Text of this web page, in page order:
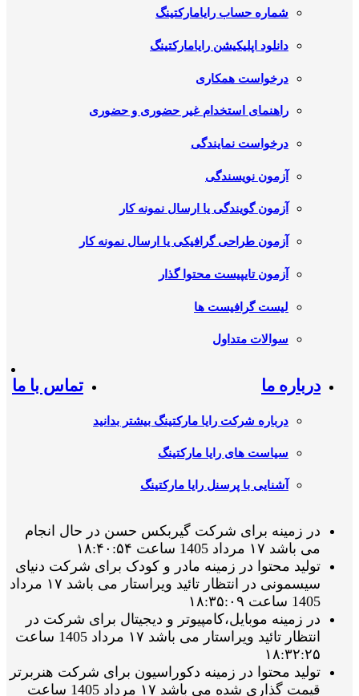
شماره حساب رایامارکتینگ
دانلود اپلیکیشن رایامارکتینگ
درخواست همکاری
راهنمای استخدام غیر حضوری و حضوری
درخواست نمایندگی
آزمون نویسندگی
آزمون گویندگی یا ارسال نمونه کار
آزمون طراحی گرافیکی یا ارسال نمونه کار
آزمون تایپیست محتوا گذار
لیست گرافیست ها
سوالات متداول
درباره ما
درباره شرکت رایا مارکتینگ بیشتر بدانید
سیاست های رایا مارکتینگ
آشنایی با پرسنل رایا مارکتینگ
تماس با ما
در زمینه برای شرکت گیربکس حسن در حال انجام
می باشد ۱۷ مرداد 1405 ساعت ۱۸:۴۰:۵۴
تولید محتوا در زمینه مادر و کودک برای شرکت دنیای
سیسمونی در انتظار تائید ویراستار می باشد ۱۷ مرداد
1405 ساعت ۱۸:۳۵:۰۹
در زمینه موبایل،کامپیوتر و دیجیتال برای شرکت در
انتظار تائید ویراستار می باشد ۱۷ مرداد 1405 ساعت
۱۸:۳۲:۲۵
تولید محتوا در زمینه دکوراسیون برای شرکت هنربرتر
قیمت گذاری شده می باشد ۱۷ مرداد 1405 ساعت